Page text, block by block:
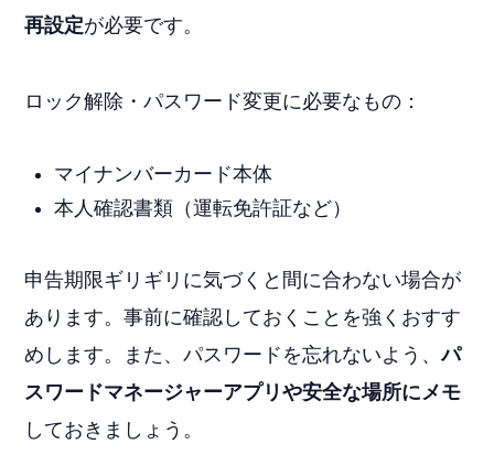
再設定が必要です。
ロック解除・パスワード変更に必要なもの：
マイナンバーカード本体
本人確認書類（運転免許証など）
申告期限ギリギリに気づくと間に合わない場合が
あります。事前に確認しておくことを強くおすす
めします。また、パスワードを忘れないよう、パ
スワードマネージャーアプリや安全な場所にメモ
しておきましょう。